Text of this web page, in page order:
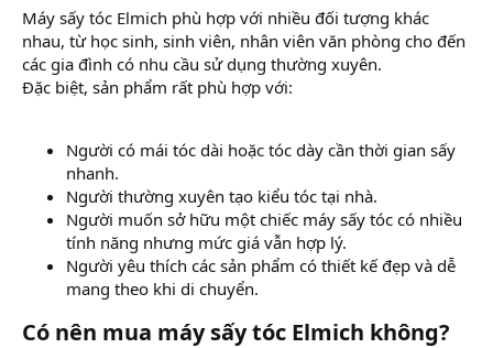
Máy sấy tóc Elmich phù hợp với nhiều đối tượng khác
nhau, từ học sinh, sinh viên, nhân viên văn phòng cho đến
các gia đình có nhu cầu sử dụng thường xuyên.
Đặc biệt, sản phẩm rất phù hợp với:
Người có mái tóc dài hoặc tóc dày cần thời gian sấy
nhanh.
Người thường xuyên tạo kiểu tóc tại nhà.
Người muốn sở hữu một chiếc máy sấy tóc có nhiều
tính năng nhưng mức giá vẫn hợp lý.
Người yêu thích các sản phẩm có thiết kế đẹp và dễ
mang theo khi di chuyển.
Có nên mua máy sấy tóc Elmich không?​